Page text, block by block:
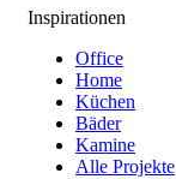
Inspirationen
Office
Home
Küchen
Bäder
Kamine
Alle Projekte